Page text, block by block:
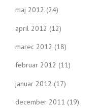
maj 2012 (24)
april 2012 (12)
marec 2012 (18)
februar 2012 (11)
januar 2012 (17)
december 2011 (19)